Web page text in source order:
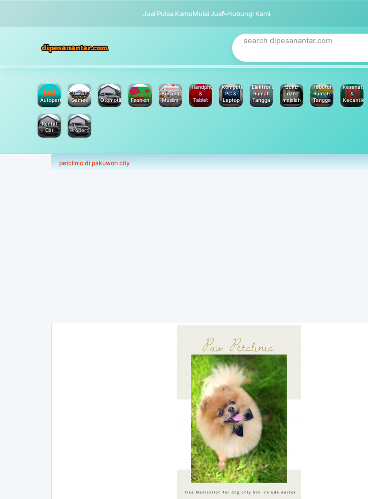
Jual Pulsa KamuMulai Jual Hubungi Kami
Autoparts Games Otomotif Fashion
Busana
Muslim
Handphone
&
Tablet
Komputer
PC &
Laptop
Elektronik
Rumah
Tangga
Buku
dan
majalah
Kebutuhan
Rumah
Tangga
kesehatan
&
Kecantikan
Rental
Car
Properti
petclinic di pakuwon city